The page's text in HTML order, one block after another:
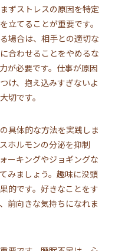
ずストレスの原因を特定
立てることが重要です。
場合は、相手との適切な
合わせることをやめるな
が必要です。仕事が原因
け、抱え込みすぎないよ
切です。
具体的な方法を実践しま
ホルモンの分泌を抑制
ーキングやジョギングな
みましょう。趣味に没頭
的です。好きなことをす
前向きな気持ちになれま